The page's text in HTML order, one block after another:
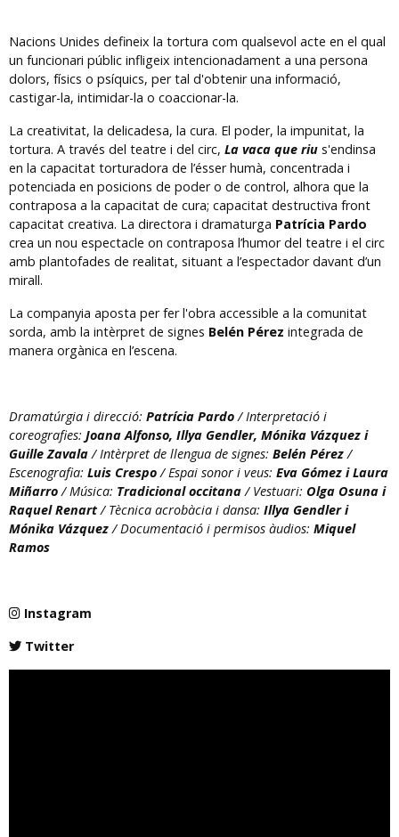
Nacions Unides defineix la tortura com qualsevol acte en el qual
un funcionari públic infligeix intencionadament a una persona
dolors, físics o psíquics, per tal d'obtenir una informació,
castigar-la, intimidar-la o coaccionar-la.
La creativitat, la delicadesa, la cura. El poder, la impunitat, la
tortura. A través del teatre i del circ, La vaca que riu s'endinsa
en la capacitat torturadora de l’ésser humà, concentrada i
potenciada en posicions de poder o de control, alhora que la
contraposa a la capacitat de cura; capacitat destructiva front
capacitat creativa. La directora i dramaturga Patrícia Pardo
crea un nou espectacle on contraposa l’humor del teatre i el circ
amb plantofades de realitat, situant a l’espectador davant d’un
mirall.
La companyia aposta per fer l'obra accessible a la comunitat
sorda, amb la intèrpret de signes Belén Pérez integrada de
manera orgànica en l’escena.
Dramatúrgia i direcció: Patrícia Pardo/ Interpretació i
coreografies: Joana Alfonso, Illya Gendler, Mónika Vázquez i
Guille Zavala/ Intèrpret de llengua de signes: Belén Pérez/
Escenografia: Luis Crespo/ Espai sonor i veus: Eva Gómez i Laura
Miñarro/ Música: Tradicional occitana/ Vestuari: Olga Osuna i
Raquel Renart/ Tècnica acrobàcia i dansa: Illya Gendler i
Mónika Vázquez/ Documentació i permisos àudios: Miquel
Ramos
Instagram
Twitter